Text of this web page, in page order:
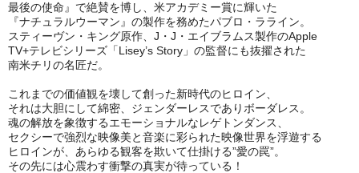
最後の使命』で絶賛を博し、米アカデミー賞に輝いた
『ナチュラルウーマン』の製作を務めたパブロ・ラライン。
スティーヴン・キング原作、J・J・エイブラムス製作のApple
TV+テレビシリーズ「Lisey’s Story」の監督にも抜擢された
南米チリの名匠だ。
これまでの価値観を壊して創った新時代のヒロイン、
それは大胆にして綿密、ジェンダーレスでありボーダレス。
魂の解放を象徴するエモーショナルなレゲトンダンス、
セクシーで強烈な映像美と音楽に彩られた映像世界を浮遊する
ヒロインが、あらゆる観客を欺いて仕掛ける”愛の罠”。
その先には心震わす衝撃の真実が待っている！